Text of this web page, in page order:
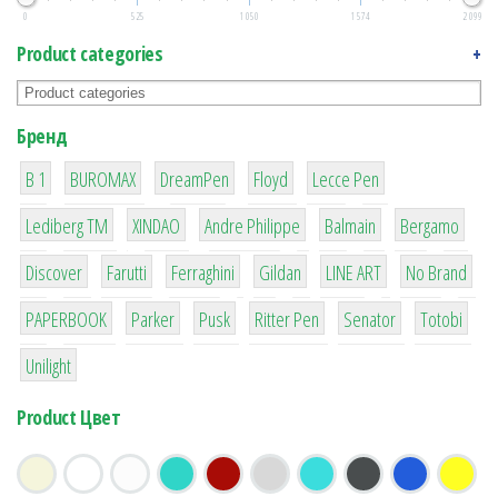
0 525 1 050 1 574 2 099
Product categories +
Бренд
B 1
1
BUROMAX
1
DreamPen
2
Floyd
2
Lecce Pen
3
Lediberg ТМ
3
XINDAO
1
Andre Philippe
4
Balmain
26
Bergamo
64
Discover
299
Farutti
4
Ferraghini
42
Gildan
4
LINE ART
90
No Brand
8
PAPERBOOK
6
Parker
2
Pusk
22
Ritter Pen
15
Senator
43
Totobi
1
Unilight
Product Цвет